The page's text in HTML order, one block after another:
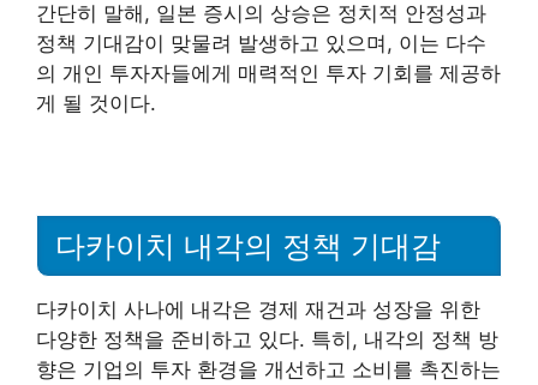
간단히 말해, 일본 증시의 상승은 정치적 안정성과
정책 기대감이 맞물려 발생하고 있으며, 이는 다수
의 개인 투자자들에게 매력적인 투자 기회를 제공하
게 될 것이다.
다카이치 내각의 정책 기대감
다카이치 사나에 내각은 경제 재건과 성장을 위한
다양한 정책을 준비하고 있다. 특히, 내각의 정책 방
향은 기업의 투자 환경을 개선하고 소비를 촉진하는